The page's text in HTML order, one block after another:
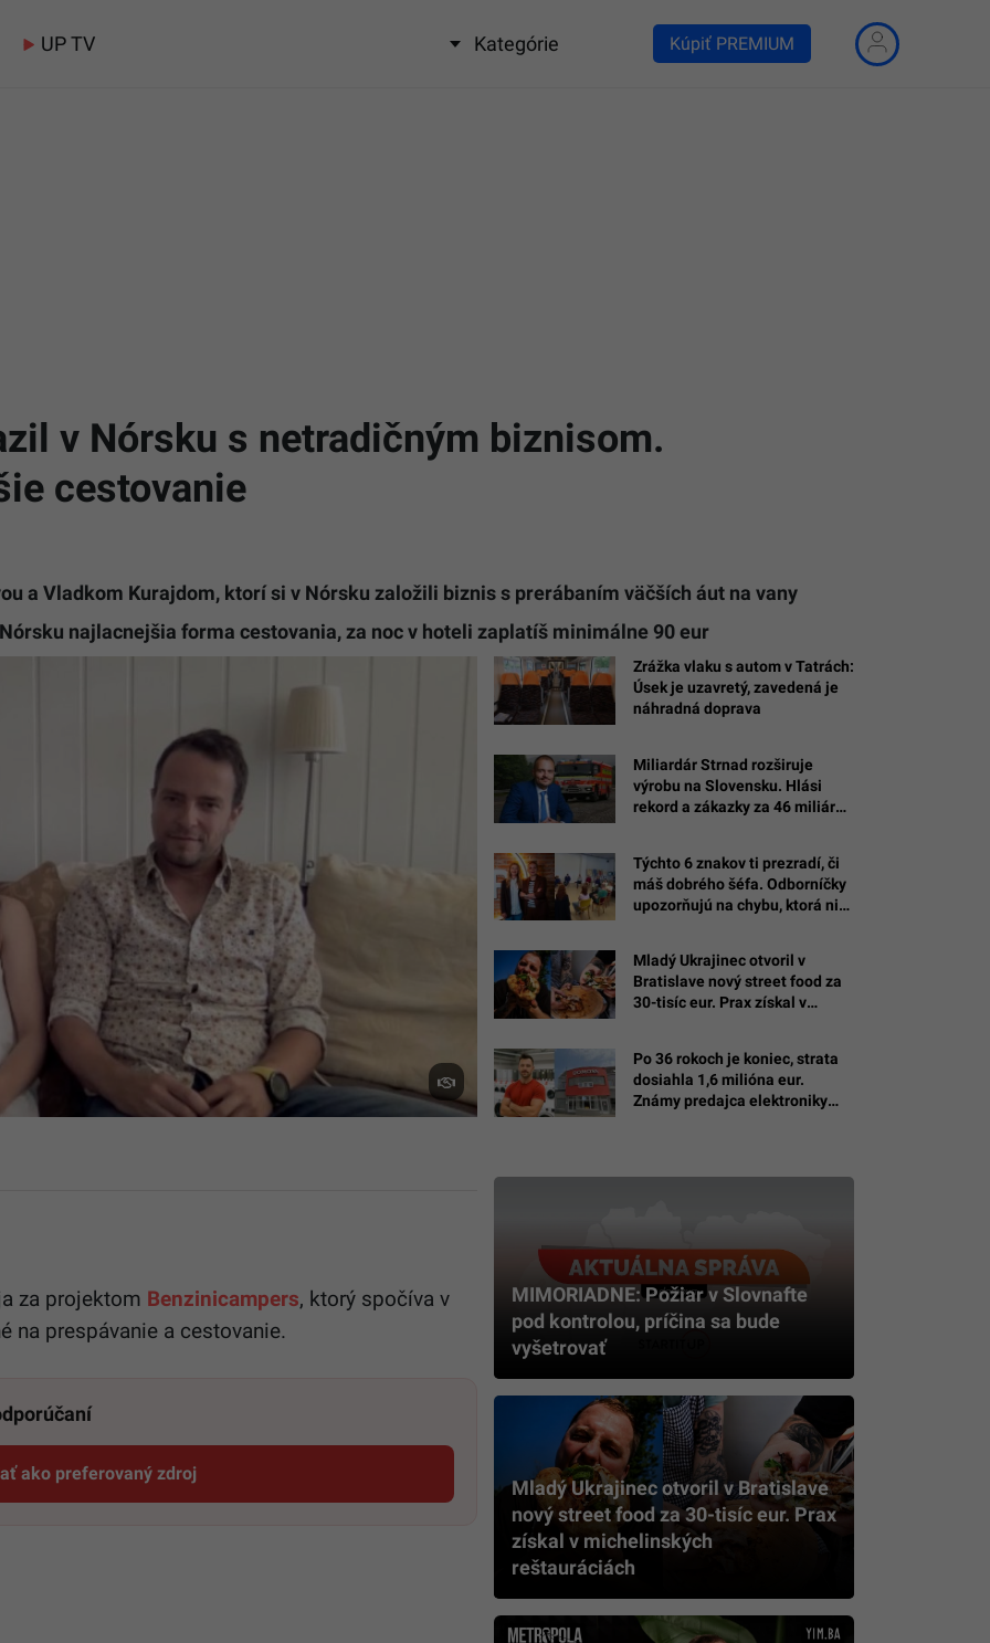
UP TV Kategórie Kúpiť PREMIUM
v Nórsku s netradičným biznisom.
cestovanie
a Vladkom Kurajdom, ktorí si v Nórsku založili biznis s prerábaním väčších áut na vany
najlacnejšia forma cestovania, za noc v hoteli zaplatíš minimálne 90 eur
za projektom Benzinicampers, ktorý spočíva v
na prespávanie a cestovanie.
ako preferovaný zdroj
Startitup, odkaz sa otvorí v novom okne
Zrážka vlaku s autom v Tatrách:
Úsek je uzavretý, zavedená je
náhradná doprava
Miliardár Strnad rozširuje
výrobu na Slovensku. Hlási
rekord a zákazky za 46 miliárd
Týchto 6 znakov ti prezradí, či
máš dobrého šéfa. Odborníčky
upozorňujú na chybu, ktorá ničí
Mladý Ukrajinec otvoril v
Bratislave nový street food za
30-tisíc eur. Prax získal v
Po 36 rokoch je koniec, strata
dosiahla 1,6 milióna eur.
Známy predajca elektroniky
MIMORIADNE: Požiar v Slovnafte
pod kontrolou, príčina sa bude
vyšetrovať
Mladý Ukrajinec otvoril v Bratislave
nový street food za 30-tisíc eur. Prax
získal v michelinských
reštauráciách